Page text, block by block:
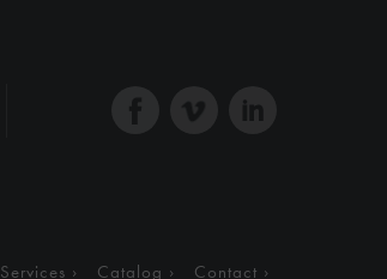
Services Catalog Contact